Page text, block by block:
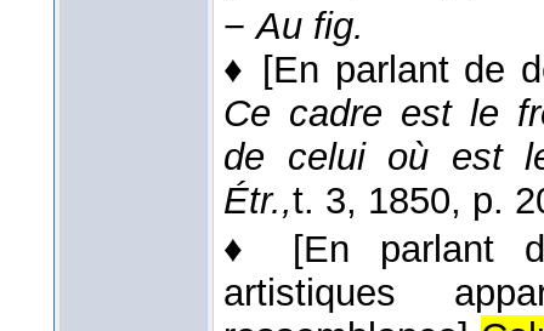
−Au fig.
♦ [En parlant de
Ce cadre est le
de celui où est
Étr.,t. 3, 1850, p.
♦ [En parlant
artistiques